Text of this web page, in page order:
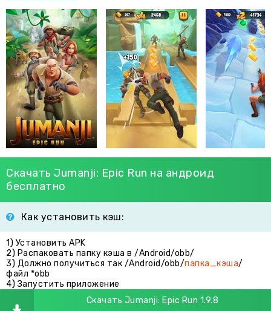
Скачать Jumanji: Epic Run на андроид
бесплатно
Как установить кэш:
1) Установить APK
2) Распаковать папку кэша в /Android/obb/
3) Должно получиться так /Android/obb/папка_кэша/
файл *obb
4) Запустить приложение
Скачать Jumanji: Epic Run 1.9.8